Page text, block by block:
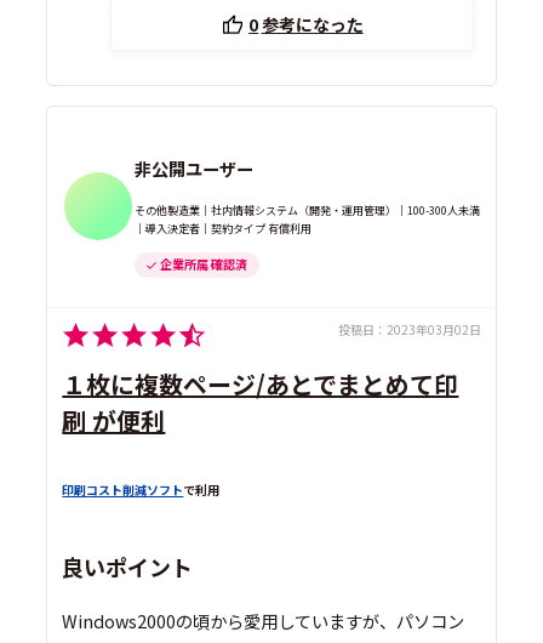
0参考になった
非公開ユーザー
その他製造業｜社内情報システム（開発・運用管理）｜100-300人未満
｜導入決定者｜契約タイプ 有償利用
企業所属 確認済
投稿日： 2023年03月02日
１枚に複数ページ/あとでまとめて印
刷 が便利
印刷コスト削減ソフトで利用
良いポイント
Windows2000の頃から愛用していますが、パソコン